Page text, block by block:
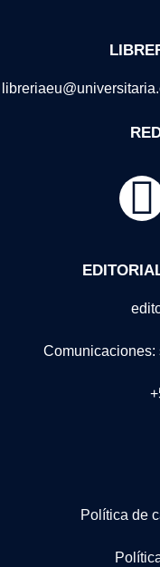
Comunicaciones:
Política de